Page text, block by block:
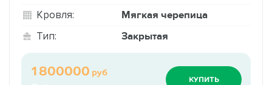
Кровля: Мягкая черепица
Тип: Закрытая
1800000 руб
КУПИТЬ